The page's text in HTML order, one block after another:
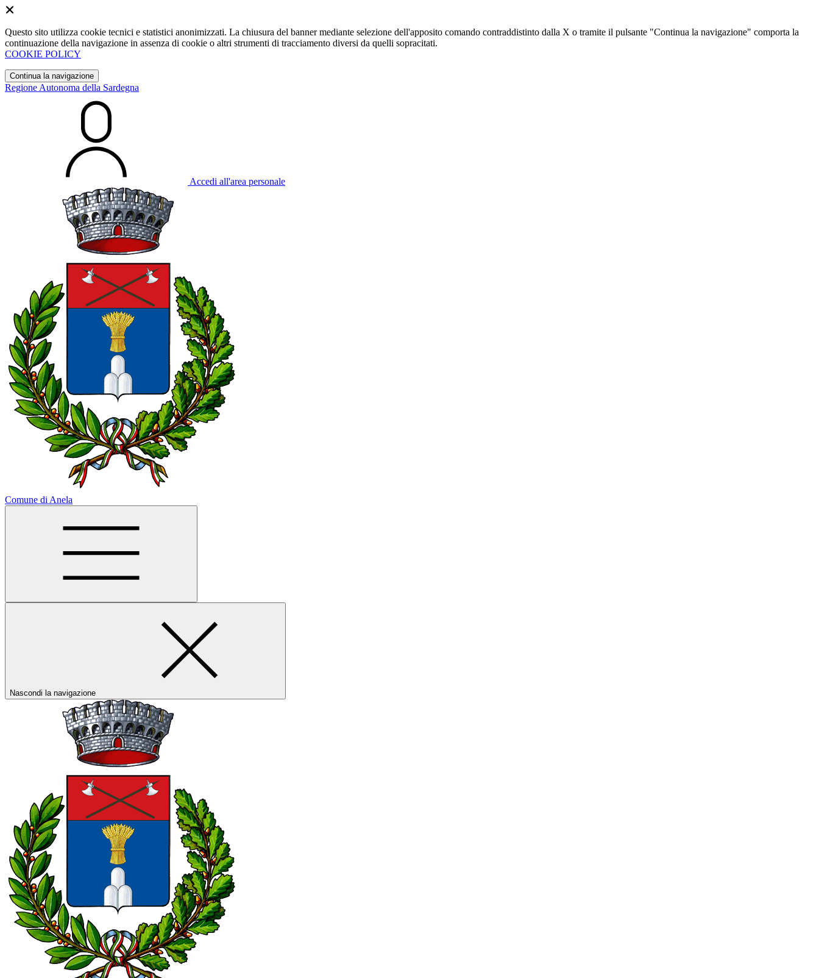
Questo sito utilizza cookie tecnici e statistici anonimizzati. La chiusura del banner mediante selezione dell'apposito comando contraddistinto dalla X o tramite il pulsante "Continua la navigazione" comporta la
continuazione della navigazione in assenza di cookie o altri strumenti di tracciamento diversi da quelli sopracitati.
COOKIE POLICY
Continua la navigazione
Regione Autonoma della Sardegna
Accedi all'area personale
Comune di Anela
Nascondi la navigazione